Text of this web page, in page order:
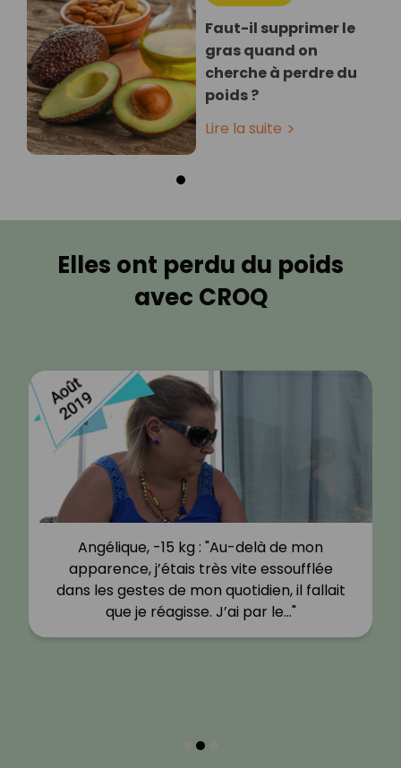
Faut-il supprimer le
gras quand on
cherche à perdre du
poids ?
Lire la suite
Elles ont perdu du poids
avec CROQ
Angélique, -15 kg : "Au-delà de mon
apparence, j’étais très vite essoufflée
dans les gestes de mon quotidien, il fallait
que je réagisse. J’ai par le…"